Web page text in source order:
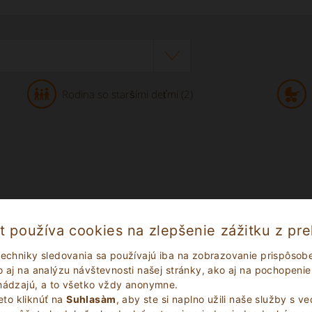
používa cookies na zlepšenie zážitku z
sledovania sa používajú iba na zobrazovanie
aj na analýzu návštevnosti našej stránky, ako aj na
a to všetko vždy anonymne.
kliknúť naSuhlasàm, aby ste si naplno užili naše služby s
Rodina so staršími deťmi (2)
weitläufiges, tolles Gelände”